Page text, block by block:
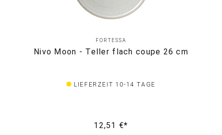
FORTESSA
Nivo Moon - Teller flach coupe 26 cm
LIEFERZEIT 10-14 TAGE
12,51 €*